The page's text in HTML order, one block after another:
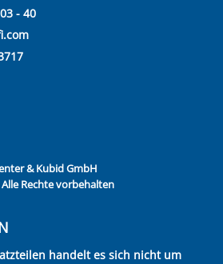
- 40
& Kubid GmbH
Rechte vorbehalten
handelt es sich nicht um